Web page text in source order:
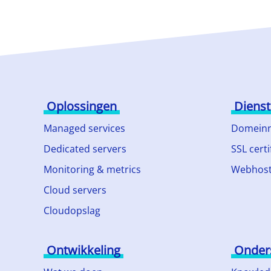
Oplossingen
Managed services
Dedicated servers
Monitoring & metrics
Cloud servers
Cloudopslag
SSL
Ontwikkeling